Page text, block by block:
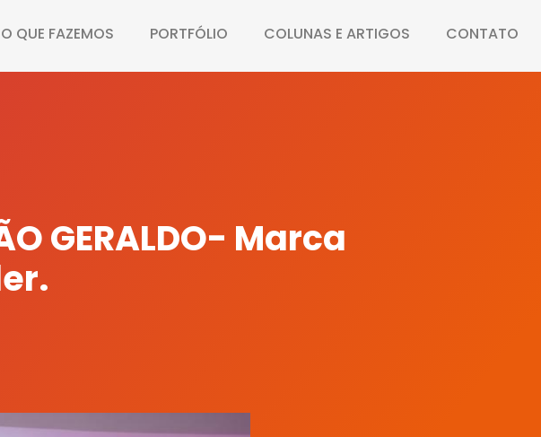
O QUE FAZEMOS PORTFÓLIO COLUNAS E ARTIGOS CONTATO
GERALDO- Marca